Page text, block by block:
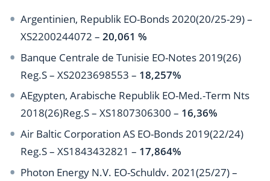
Argentinien, Republik EO-Bonds 2020(20/25-29) –
XS2200244072 – 20,061 %
Banque Centrale de Tunisie EO-Notes 2019(26)
Reg.S – XS2023698553 – 18,257%
AEgypten, Arabische Republik EO-Med.-Term Nts
2018(26)Reg.S – XS1807306300 – 16,36%
Air Baltic Corporation AS EO-Bonds 2019(22/24)
Reg.S – XS1843432821 – 17,864%
Photon Energy N.V. EO-Schuldv. 2021(25/27) –